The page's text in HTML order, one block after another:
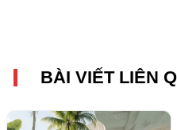
BÀI VIẾT LIÊN